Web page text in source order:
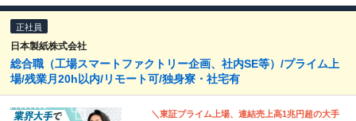
正社員
日本製紙株式会社
総合職（工場スマートファクトリー企画、社内SE等）/プライム上
場/残業月20h以内/リモート可/独身寮・社宅有
＼東証プライム上場、連結売上高1兆円超の大手